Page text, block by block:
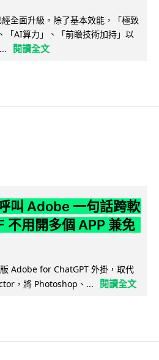
全面升級。除了基本效能，「極致
「AI算力」、「前瞻技術加持」以
閱讀全文
叫 Adobe 一句話跨軟
不用開多個 APP 兼免
Adobe for ChatGPT 外掛，取代
，將 Photoshop、...
閱讀全文